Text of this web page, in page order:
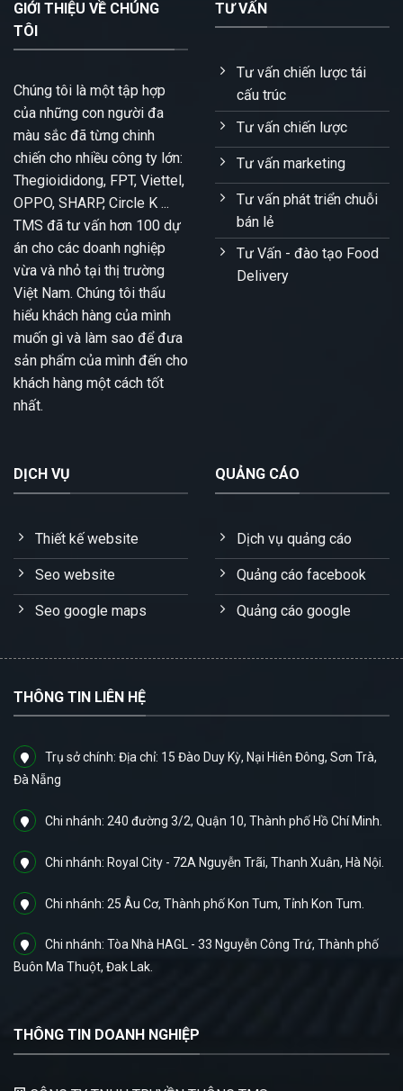
GIỚI THIỆU VỀ CHÚNG
TÔI
Chúng tôi là một tập hợp
của những con người đa
màu sắc đã từng chinh
chiến cho nhiều công ty lớn:
Thegioididong, FPT, Viettel,
OPPO, SHARP, Circle K ...
TMS đã tư vấn hơn 100 dự
án cho các doanh nghiệp
vừa và nhỏ tại thị trường
Việt Nam. Chúng tôi thấu
hiểu khách hàng của mình
muốn gì và làm sao để đưa
sản phẩm của mình đến cho
khách hàng một cách tốt
nhất.
TƯ VẤN
Tư vấn chiến lược tái
cấu trúc
Tư vấn chiến lược
Tư vấn marketing
Tư vấn phát triển chuỗi
bán lẻ
Tư Vấn - đào tạo Food
Delivery
DỊCH VỤ
Thiết kế website
Seo website
Seo google maps
QUẢNG CÁO
Dịch vụ quảng cáo
Quảng cáo facebook
Quảng cáo google
THÔNG TIN LIÊN HỆ
Trụ sở chính: Địa chỉ: 15 Đào Duy Kỳ, Nại Hiên Đông, Sơn Trà,
Đà Nẵng
Chi nhánh: 240 đường 3/2, Quận 10, Thành phố Hồ Chí Minh.
Chi nhánh: Royal City - 72A Nguyễn Trãi, Thanh Xuân, Hà Nội.
Chi nhánh: 25 Âu Cơ, Thành phố Kon Tum, Tỉnh Kon Tum.
Chi nhánh: Tòa Nhà HAGL - 33 Nguyễn Công Trứ, Thành phố
Buôn Ma Thuột, Đak Lak.
THÔNG TIN DOANH NGHIỆP